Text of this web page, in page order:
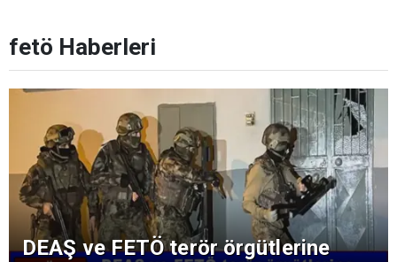
fetö Haberleri
DEAŞ ve FETÖ terör örgütlerine